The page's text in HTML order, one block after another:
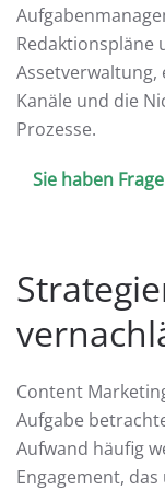
Redaktionspläne
Assetverwaltung,
Kanäle und die
Prozesse.
Sie haben
Content
Aufgabe
Aufwand häufig
Engagement,